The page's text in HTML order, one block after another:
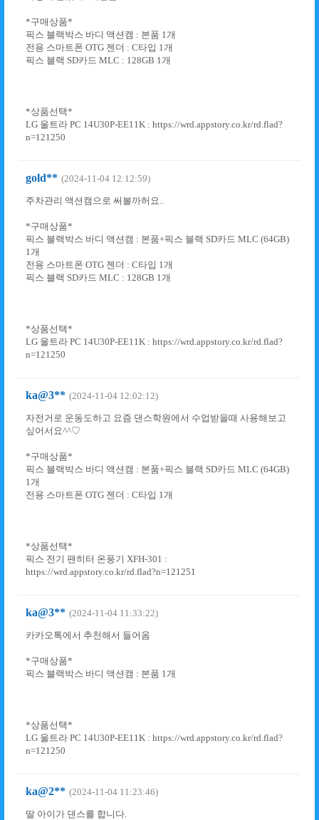
*구매상품*
픽스 블랙박스 바디 액션캠 : 본품 1개
전용 스마트폰 OTG 젠더 : C타입 1개
픽스 블랙 SD카드 MLC : 128GB 1개
*상품선택*
LG 울트라 PC 14U30P-EE11K : https://wrd.appstory.co.kr/rd.flad?
n=121250
gold** (2024-11-04 12:12:59)
주차관리 액션캠으로 써볼까허요..
*구매상품*
픽스 블랙박스 바디 액션캠 : 본품+픽스 블랙 SD카드 MLC (64GB)
1개
전용 스마트폰 OTG 젠더 : C타입 1개
픽스 블랙 SD카드 MLC : 128GB 1개
*상품선택*
LG 울트라 PC 14U30P-EE11K : https://wrd.appstory.co.kr/rd.flad?
n=121250
ka@3** (2024-11-04 12:02:12)
자전거로 운동도하고 요즘 댄스학원에서 수업받을때 사용해보고
싶어서요^^♡
*구매상품*
픽스 블랙박스 바디 액션캠 : 본품+픽스 블랙 SD카드 MLC (64GB)
1개
전용 스마트폰 OTG 젠더 : C타입 1개
*상품선택*
픽스 전기 팬히터 온풍기 XFH-301 :
https://wrd.appstory.co.kr/rd.flad?n=121251
ka@3** (2024-11-04 11:33:22)
카카오톡에서 추천해서 들어옴
*구매상품*
픽스 블랙박스 바디 액션캠 : 본품 1개
*상품선택*
LG 울트라 PC 14U30P-EE11K : https://wrd.appstory.co.kr/rd.flad?
n=121250
ka@2** (2024-11-04 11:23:46)
딸 아이가 댄스를 합니다.